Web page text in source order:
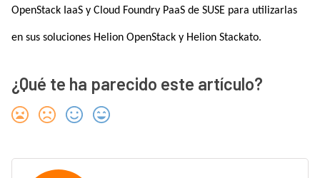
OpenStack IaaS y Cloud Foundry PaaS de SUSE para utilizarlas
en sus soluciones Helion OpenStack y Helion Stackato.
¿Qué te ha parecido este artículo?